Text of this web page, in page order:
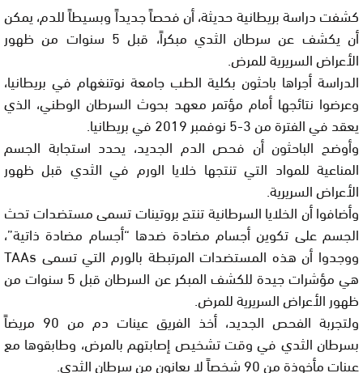
كشفت دراسة بريطانية حديثة، أن فحصاً جديداً وبسيطاً للدم، يمكن
أن يكشف عن سرطان الثدي مبكراً، قبل 5 سنوات من ظهور
الأعراض السريرية للمرض.
الدراسة أجراها باحثون بكلية الطب جامعة نوتنغهام في بريطانيا،
وعرضوا نتائجها أمام مؤتمر معهد بحوث السرطان الوطني، الذي
يعقد في الفترة من 3-5 نوفمبر 2019 في بريطانيا.
وأوضح الباحثون أن فحص الدم الجديد، يحدد استجابة الجسم
المناعية للمواد التي تنتجها خلايا الورم في الثدي قبل ظهور
الأعراض السريرية.
وأضافوا أن الخلايا السرطانية تنتج بروتينات تسمى مستضدات تحث
الجسم على تكوين أجسام مضادة ضدها “أجسام مضادة ذاتية”،
ووجدوا أن هذه المستضدات المرتبطة بالورم التي تسمى TAAs
هي مؤشرات جيدة للكشف المبكر عن السرطان قبل 5 سنوات من
ظهور الأعراض السريرية للمرض.
ولتجربة الفحص الجديد، أخذ الفريق عينات دم من 90 مريضاً
بسرطان الثدي في وقت تشخيص إصابتهم بالمرض، وطابقوها مع
عينات مأخوذة من 90 شخصاً لا يعانون من سرطان الثدي.